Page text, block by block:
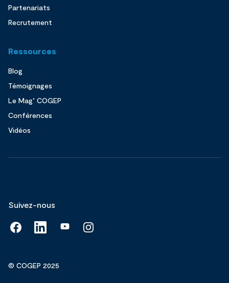
Partenariats
Recrutement
Ressources
Blog
Témoignages
Le Mag’ COGEP
Conférences
Vidéos
Suivez-nous
© COGEP 2025